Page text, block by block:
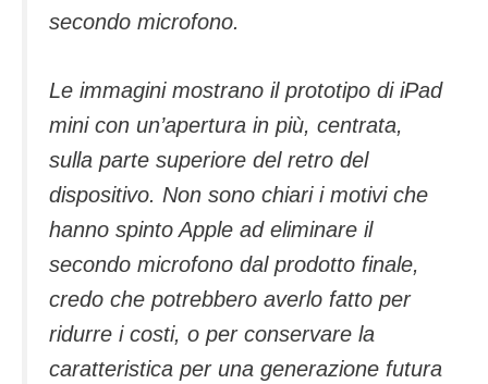
secondo microfono.
Le immagini mostrano il prototipo di iPad
mini con un’apertura in più, centrata,
sulla parte superiore del retro del
dispositivo. Non sono chiari i motivi che
hanno spinto Apple ad eliminare il
secondo microfono dal prodotto finale,
credo che potrebbero averlo fatto per
ridurre i costi, o per conservare la
caratteristica per una generazione futura